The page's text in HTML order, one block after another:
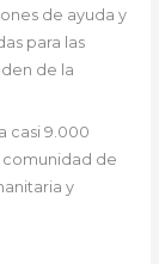
de ayuda y
para las
de la
casi 9.000
comunidad de
y